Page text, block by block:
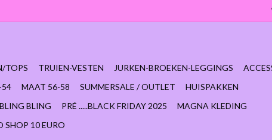
TOPS TRUIEN-VESTEN JURKEN-BROEKEN-LEGGINGS
54 MAAT 56-58 SUMMERSALE / OUTLET
HUISPAKKEN
BLING
PRÉ .....BLACK FRIDAY 2025
MAGNA KLEDING
SHOP 10 EURO